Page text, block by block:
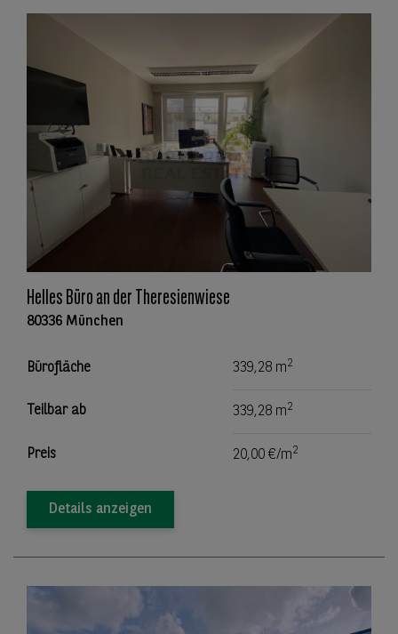
Helles Büro an der Theresienwiese
80336 München
Bürofläche 339,28 m2
Teilbar ab 339,28 m2
Preis 20,00 €/m2
Details anzeigen